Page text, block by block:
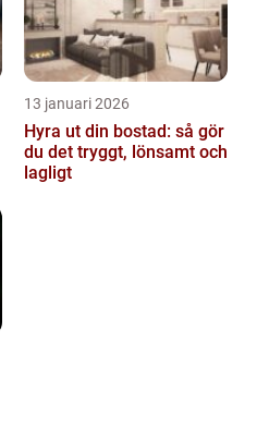
13 januari 2026
Hyra ut din bostad: så gör
du det tryggt, lönsamt och
lagligt